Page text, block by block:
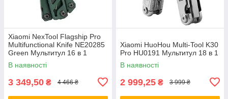
Xiaomi NexTool Flagship Pro
Multifunctional Knife NE20285
Green Мультитул 16 в 1
В наявності
3 349,50 ₴ 4 466 ₴
Xiaomi HuoHou Multi-Tool K30
Pro HU0191 Мультитул 18 в 1
В наявності
2 999,25 ₴ 3 999 ₴